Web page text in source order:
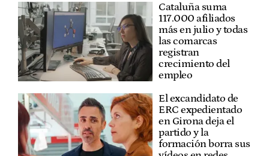
Cataluña suma
117.000 afiliados
más en julio y todas
las comarcas
registran
crecimiento del
empleo
El excandidato de
ERC expedientado
en Girona deja el
partido y la
formación borra sus